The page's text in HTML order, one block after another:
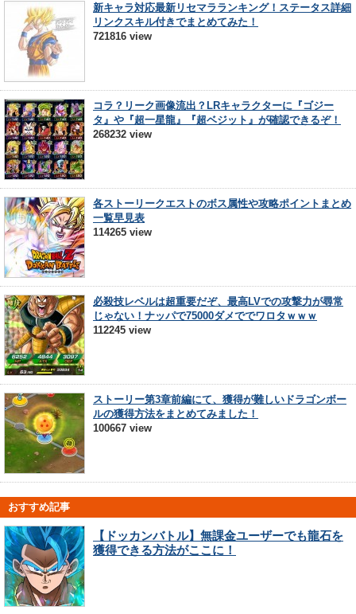
新キャラ対応最新リセマラランキング！ステータス詳細
リンクスキル付きでまとめてみた！
721816 view
コラ？リーク画像流出？LRキャラクターに『ゴジー
タ』や『超一星龍』『超ベジット』が確認できるぞ！
268232 view
各ストーリークエストのボス属性や攻略ポイントまとめ
一覧早見表
114265 view
必殺技レベルは超重要だぞ、最高LVでの攻撃力が尋常
じゃない！ナッパで75000ダメででワロタｗｗｗ
112245 view
ストーリー第3章前編にて、獲得が難しいドラゴンボー
ルの獲得方法をまとめてみました！
100667 view
おすすめ記事
【ドッカンバトル】無課金ユーザーでも龍石を
獲得できる方法がここに！